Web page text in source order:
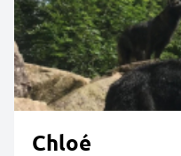
Chloé